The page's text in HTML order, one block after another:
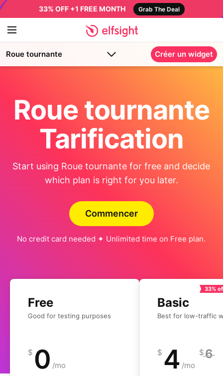
33% OFF +1 FREE MONTH Grab The Deal
Roue tournante Créer un widget
Roue tournante
Tarification
Start using Roue tournante for free and decide
which plan is right for you later.
Commencer
No credit card needed ✦ Unlimited time on Free plan.
Free
Good for testing purposes
$ 0 /mo
Basic
Best for low-traffic
33%
$ 4 /mo
$6